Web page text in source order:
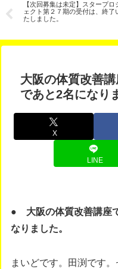
【次回募集は未定】スタープロ
ェクト第２７期の受付は、終了
たしました。
大阪の体質改善
であと2名になり
X
LINE
● 大阪の体質改善講座
なりました。
まいどです。田渕です